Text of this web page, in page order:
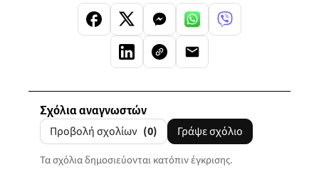
Σχόλια αναγνωστών
Προβολή σχολίων (0) Γράψε σχόλιο
Τα σχόλια δημοσιεύονται κατόπιν έγκρισης.